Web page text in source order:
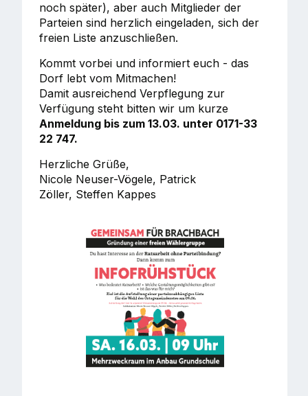
noch später), aber auch Mitglieder der
Parteien sind herzlich eingeladen, sich der
freien Liste anzuschließen.
Kommt vorbei und informiert euch - das
Dorf lebt vom Mitmachen!
Damit ausreichend Verpflegung zur
Verfügung steht bitten wir um kurze
Anmeldung bis zum 13.03. unter 0171-33
22 747.
Herzliche Grüße,
Nicole Neuser-Vögele, Patrick
Zöller, Steffen Kappes